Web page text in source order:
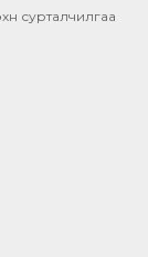
сурталчилгаа